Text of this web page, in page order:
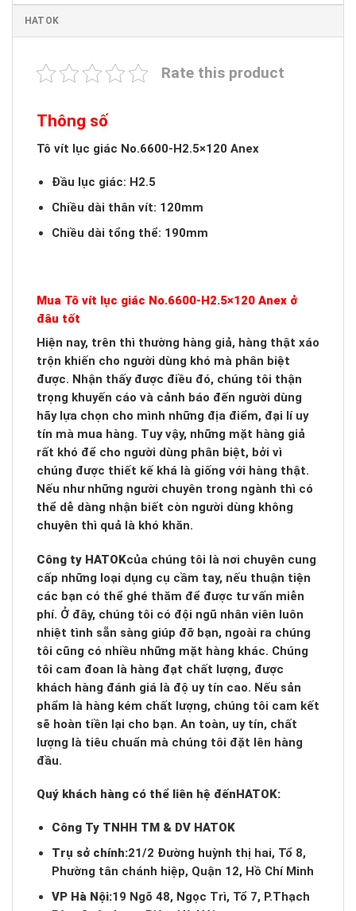
HATOK
Rate this product
Thông số
Tô vít lục giác No.6600-H2.5×120 Anex
Đầu lục giác: H2.5
Chiều dài thân vít: 120mm
Chiều dài tổng thể: 190mm
Mua Tô vít lục giác No.6600-H2.5×120 Anex ở
đâu tốt
Hiện nay, trên thì thường hàng giả, hàng thật xáo
trộn khiến cho người dùng khó mà phân biệt
được. Nhận thấy được điều đó, chúng tôi thận
trọng khuyến cáo và cảnh báo đến người dùng
hãy lựa chọn cho mình những địa điểm, đại lí uy
tín mà mua hàng. Tuy vậy, những mặt hàng giả
rất khó để cho người dùng phân biệt, bởi vì
chúng được thiết kế khá là giống với hàng thật.
Nếu như những người chuyên trong ngành thì có
thể dễ dàng nhận biết còn người dùng không
chuyên thì quả là khó khăn.
Công ty HATOKcủa chúng tôi là nơi chuyên cung
cấp những loại dụng cụ cầm tay, nếu thuận tiện
các bạn có thể ghé thăm để được tư vấn miễn
phí. Ở đây, chúng tôi có đội ngũ nhân viên luôn
nhiệt tình sẵn sàng giúp đỡ bạn, ngoài ra chúng
tôi cũng có nhiều những mặt hàng khác. Chúng
tôi cam đoan là hàng đạt chất lượng, được
khách hàng đánh giá là độ uy tín cao. Nếu sản
phẩm là hàng kém chất lượng, chúng tôi cam kết
sẽ hoàn tiền lại cho bạn. An toàn, uy tín, chất
lượng là tiêu chuẩn mà chúng tôi đặt lên hàng
đầu.
Quý khách hàng có thể liên hệ đếnHATOK:
Công Ty TNHH TM & DV HATOK
Trụ sở chính:21/2 Đường huỳnh thị hai, Tổ 8,
Phường tân chánh hiệp, Quận 12, Hồ Chí Minh
VP Hà Nội:19 Ngõ 48, Ngọc Trì, Tổ 7, P.Thạch